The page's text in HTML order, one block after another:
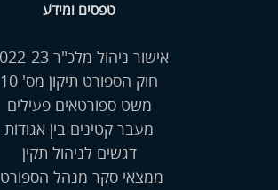
טפסים ומידע
אישור ניהול מלכ"ר 2022-23
חוק הספורט תיקון מס' 10
משט ספורטאים פעילים
מעבר קטינים בין אגודות
דגשים לניהול תקין
ממצאי סקר מנהל הספורט